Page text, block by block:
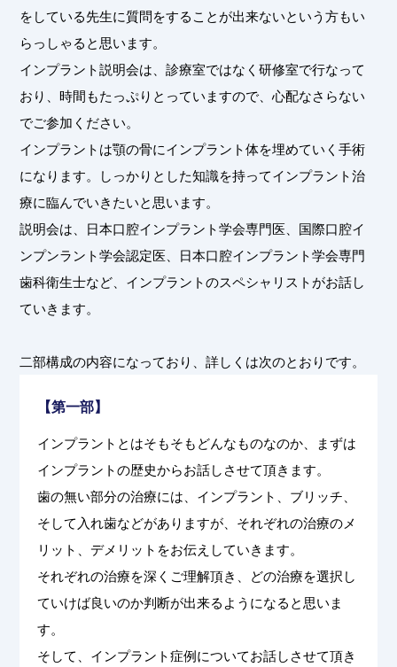
をしている先生に質問をすることが出来ないという方もい
らっしゃると思います。
インプラント説明会は、診療室ではなく研修室で行なって
おり、時間もたっぷりとっていますので、心配なさらない
でご参加ください。
インプラントは顎の骨にインプラント体を埋めていく手術
になります。しっかりとした知識を持ってインプラント治
療に臨んでいきたいと思います。
説明会は、日本口腔インプラント学会専門医、国際口腔イ
ンプンラント学会認定医、日本口腔インプラント学会専門
歯科衛生士など、インプラントのスペシャリストがお話し
ていきます。
二部構成の内容になっており、詳しくは次のとおりです。
【第一部】
インプラントとはそもそもどんなものなのか、まずは
インプラントの歴史からお話しさせて頂きます。
歯の無い部分の治療には、インプラント、ブリッチ、
そして入れ歯などがありますが、それぞれの治療のメ
リット、デメリットをお伝えしていきます。
それぞれの治療を深くご理解頂き、どの治療を選択し
ていけば良いのか判断が出来るようになると思いま
す。
そして、インプラント症例についてお話しさせて頂き